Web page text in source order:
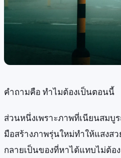
คำถามคือ ทำไมต้องเป็นตอนนี้
ส่วนหนึ่งเพราะภาพที่เนียนสมบู
มือสร้างภาพรุ่นใหม่ทำให้แสงสว
กลายเป็นของที่หาได้แทบไม่ต้อ